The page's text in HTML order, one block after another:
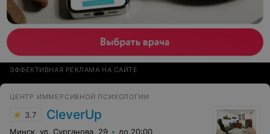
ЭФФЕКТИВНАЯ РЕКЛАМА НА САЙТЕ
ЦЕНТР ИММЕРСИВНОЙ ПСИХОЛОГИИ
3.7 CleverUp
Минск, ул. Сурганова, 29 до 20:00